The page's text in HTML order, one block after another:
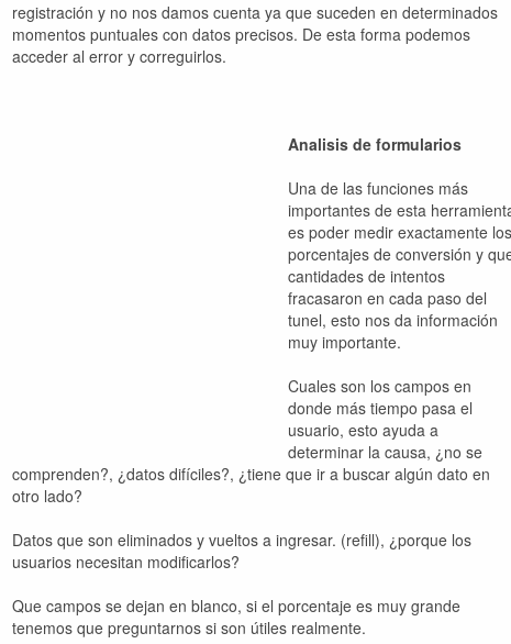
registración y no nos damos cuenta ya que suceden en determinados
momentos puntuales con datos precisos. De esta forma podemos
acceder al error y correguirlos.
Analisis de formularios
Una de las funciones más
importantes de esta
es poder medir exactamente los
porcentajes de conversión y
cantidades de intentos
fracasaron en cada paso del
tunel, esto nos da información
muy importante.
Cuales son los campos en
donde más tiempo pasa el
usuario, esto ayuda a
determinar la causa, ¿no se
comprenden?, ¿datos difíciles?, ¿tiene que ir a buscar algún dato en
otro lado?
Datos que son eliminados y vueltos a ingresar. (refill), ¿porque los
usuarios necesitan modificarlos?
Que campos se dejan en blanco, si el porcentaje es muy grande
tenemos que preguntarnos si son útiles realmente.